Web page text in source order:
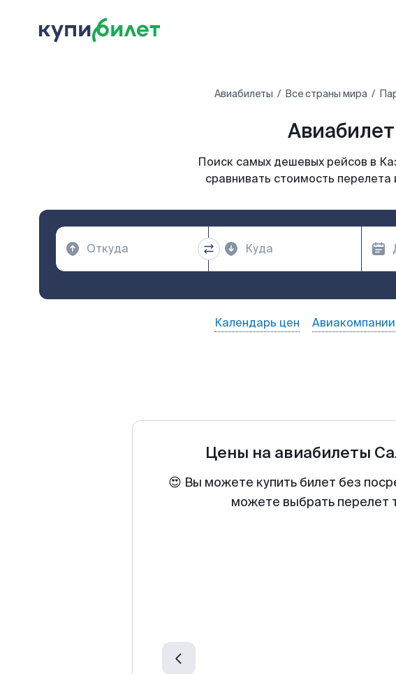
Авиабилеты Все страны мира
Поиск самых дешевых рейсов в
сравнивать стоимость
Календарь цен Авиакомпании
Цены на авиабилеты
😍 Вы можете купить билет без
можете выбрать перелет